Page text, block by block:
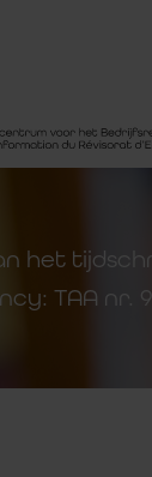
het
TAA nr.